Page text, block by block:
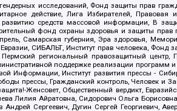
исследований, Фонд защиты прав
действие, Лига Избирателей, Правовая
средств массовой информации, В
фонд охраны здоровья и защиты
Самарская губерния, Эра здоровья,
СИБАЛЬТ, Институт прав человека, Фонд
региональный правозащитный центр,
поддержке реализации программ и
Информации, Институт развития прессы -
прессы, Гражданский контроль, Человек и
Женсовет, Общественный вердикт,
Айратовна, Сидорович Ольга Борисовна,
Сергеевич, Дугин Сергей Георгиевич,